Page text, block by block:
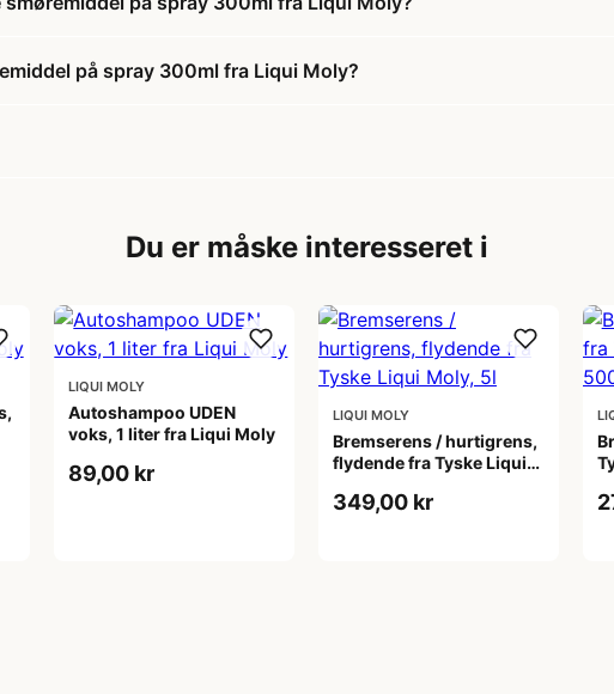
på spray 300ml fra Liqui Moly?
Du er måske interesseret i
LIQUI MOLY
Autoshampoo UDEN
voks, 1 liter fra Liqui Moly
89,00 kr
LIQUI MOLY
Bremserens / hurtigrens,
flydende fra Tyske Liqui
349,00 kr